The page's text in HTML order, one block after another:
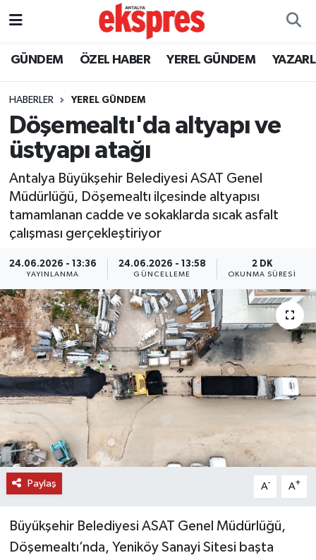
GÜNDEM ÖZEL HABER YEREL GÜNDEM
HABERLER YEREL GÜNDEM
Döşemealtı'da altyapı ve
üstyapı atağı
Antalya Büyükşehir Belediyesi ASAT Genel
Müdürlüğü, Döşemealtı ilçesinde altyapısı
tamamlanan cadde ve sokaklarda sıcak asfalt
çalışması gerçekleştiriyor
24.06.2026 - 13:36
YAYINLANMA
24.06.2026 - 13:58
GÜNCELLEME
2 DK
OKUNMA SÜRESI
Paylaş A- A+
Büyükşehir Belediyesi ASAT Genel Müdürlüğü,
Döşemealtı’nda, Yeniköy Sanayi Sitesi başta
ÖZEL HABER
YEREL GÜNDEM
EKONOMİ
KÜLTÜR - SANAT
SPOR
SİYASET
SAĞLIK
DÜNYA
EĞİTİM
TURİZM
RÖPORTAJ
VİDEO HABERLER
YAZARLAR
Nöbetçi Eczaneler
Trafik Durumu
Süper Lig Puan Durumu ve Fikstür
Tüm Manşetler
Son Dakika Haberleri
Haber Arşivi